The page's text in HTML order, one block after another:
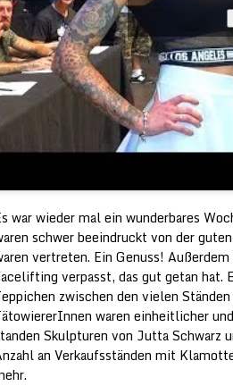
war wieder mal ein wunderbares
schwer beeindruckt von der
vertreten. Ein Genuss!
verpasst, das gut getan hat.
zwischen den vielen
waren einheitlicher
Skulpturen von Jutta Schwarz
an Verkaufsständen mit